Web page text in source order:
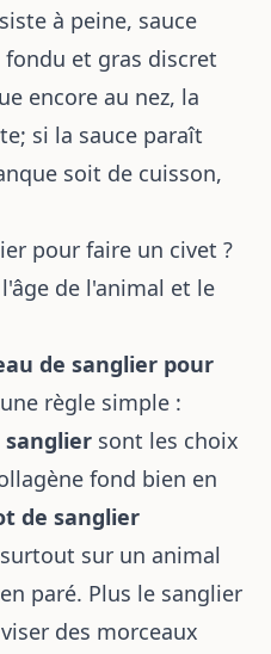
à peine, sauce
et gras discret
encore au nez, la
si la sauce paraît
soit de cuisson,
pour faire un civet ?
de l'animal et le
de sanglier pour
règle simple :
sanglier sont les choix
fond bien en
de sanglier
sur un animal
paré. Plus le sanglier
des morceaux